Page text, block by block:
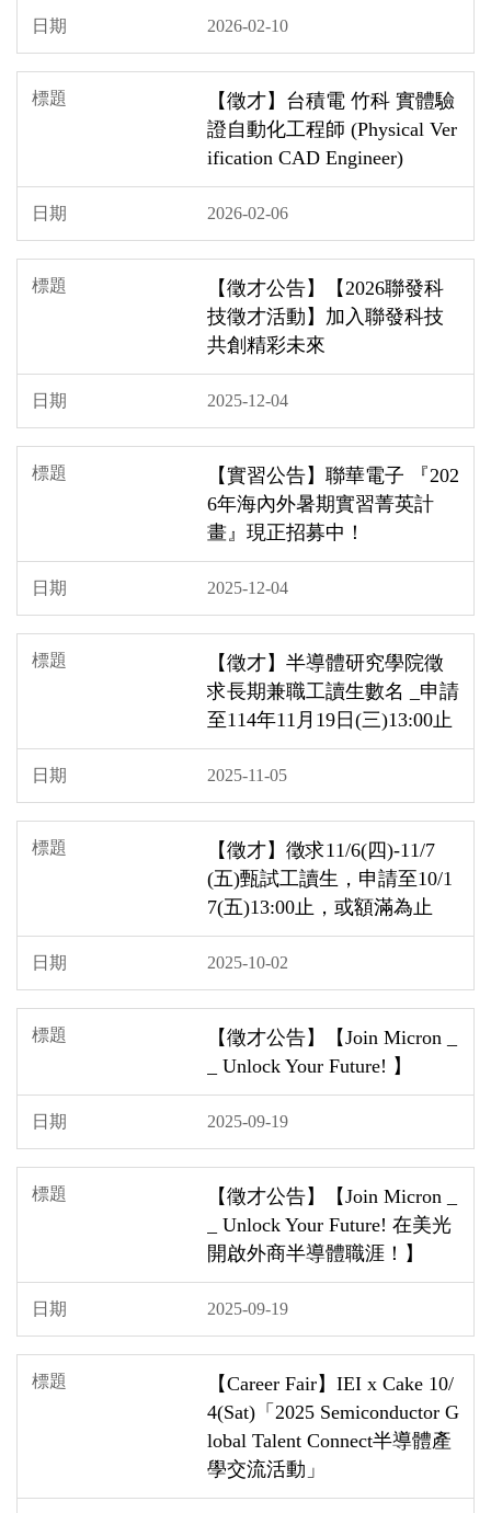
2026-02-10
【徵才】台積電 竹科 實體驗
證自動化工程師 (Physical Ver
ification CAD Engineer)
2026-02-06
【徵才公告】【2026聯發科
技徵才活動】加入聯發科技
共創精彩未來
2025-12-04
【實習公告】聯華電子 『202
6年海內外暑期實習菁英計
畫』現正招募中！
2025-12-04
【徵才】半導體研究學院徵
求長期兼職工讀生數名 _申請
至114年11月19日(三)13:00止
2025-11-05
【徵才】徵求11/6(四)-11/7
(五)甄試工讀生，申請至10/1
7(五)13:00止，或額滿為止
2025-10-02
【徵才公告】【Join Micron _
_ Unlock Your Future! 】
2025-09-19
【徵才公告】【Join Micron _
_ Unlock Your Future! 在美光
開啟外商半導體職涯！】
2025-09-19
【Career Fair】IEI x Cake 10/
4(Sat)「2025 Semiconductor G
lobal Talent Connect半導體產
學交流活動」